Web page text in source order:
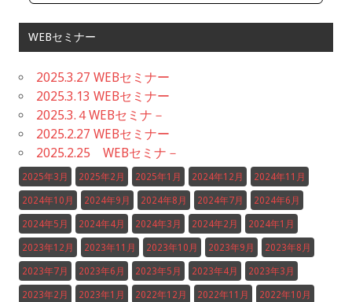
WEBセミナー
2025.3.27 WEBセミナー
2025.3.13 WEBセミナー
2025.3.４WEBセミナ－
2025.2.27 WEBセミナー
2025.2.25 WEBセミナ－
2025年3月 2025年2月 2025年1月 2024年12月 2024年11月
2024年10月 2024年9月 2024年8月 2024年7月 2024年6月
2024年5月 2024年4月 2024年3月 2024年2月 2024年1月
2023年12月 2023年11月 2023年10月 2023年9月 2023年8月
2023年7月 2023年6月 2023年5月 2023年4月 2023年3月
2023年2月 2023年1月 2022年12月 2022年11月 2022年10月